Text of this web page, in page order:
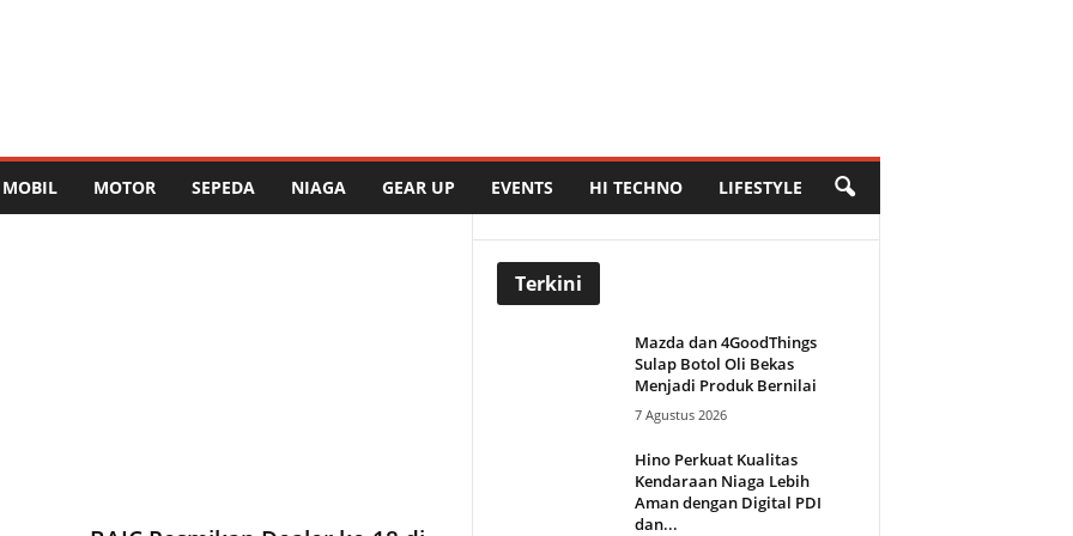
MOBIL MOTOR SEPEDA NIAGA GEAR UP EVENTS HI TECHNO LIFESTYLE
Terkini
Mazda dan 4GoodThings
Sulap Botol Oli Bekas
Menjadi Produk Bernilai
7 Agustus 2026
Hino Perkuat Kualitas
Kendaraan Niaga Lebih
Aman dengan Digital PDI
dan...